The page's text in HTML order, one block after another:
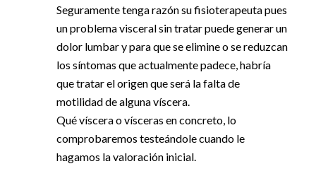
Seguramente tenga razón su fisioterapeuta pues
un problema visceral sin tratar puede generar un
dolor lumbar y para que se elimine o se reduzcan
los síntomas que actualmente padece, habría
que tratar el origen que será la falta de
motilidad de alguna víscera.
Qué víscera o vísceras en concreto, lo
comprobaremos testeándole cuando le
hagamos la valoración inicial.